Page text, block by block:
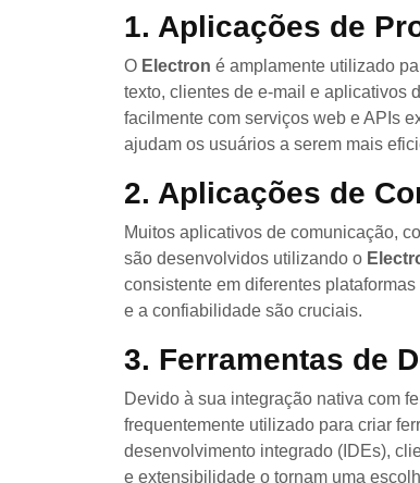
1. Aplicações de
O Electron é amplamente utilizado
texto, clientes de e-mail e aplicativos
facilmente com serviços web e APIs
ajudam os usuários a serem mais
2. Aplicações de
Muitos aplicativos de comunicação,
são desenvolvidos utilizando o
consistente em diferentes
e a confiabilidade são cruciais.
3. Ferramentas de
Devido à sua integração nativa com
frequentemente utilizado para criar
desenvolvimento integrado (IDEs),
e extensibilidade o tornam uma